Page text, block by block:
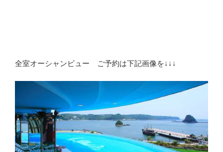
全室オーシャンビュー ご予約は下記画像を↓↓↓